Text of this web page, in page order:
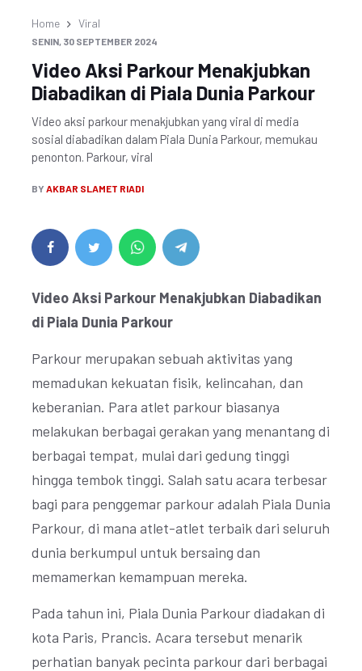
Home Viral
SENIN, 30 SEPTEMBER 2024
Video Aksi Parkour Menakjubkan
Diabadikan di Piala Dunia Parkour
Video aksi parkour menakjubkan yang viral di media
sosial diabadikan dalam Piala Dunia Parkour, memukau
penonton. Parkour, viral
BY AKBAR SLAMET RIADI
Video Aksi Parkour Menakjubkan Diabadikan
di Piala Dunia Parkour
Parkour merupakan sebuah aktivitas yang
memadukan kekuatan fisik, kelincahan, dan
keberanian. Para atlet parkour biasanya
melakukan berbagai gerakan yang menantang di
berbagai tempat, mulai dari gedung tinggi
hingga tembok tinggi. Salah satu acara terbesar
bagi para penggemar parkour adalah Piala Dunia
Parkour, di mana atlet-atlet terbaik dari seluruh
dunia berkumpul untuk bersaing dan
memamerkan kemampuan mereka.
Pada tahun ini, Piala Dunia Parkour diadakan di
kota Paris, Prancis. Acara tersebut menarik
perhatian banyak pecinta parkour dari berbagai